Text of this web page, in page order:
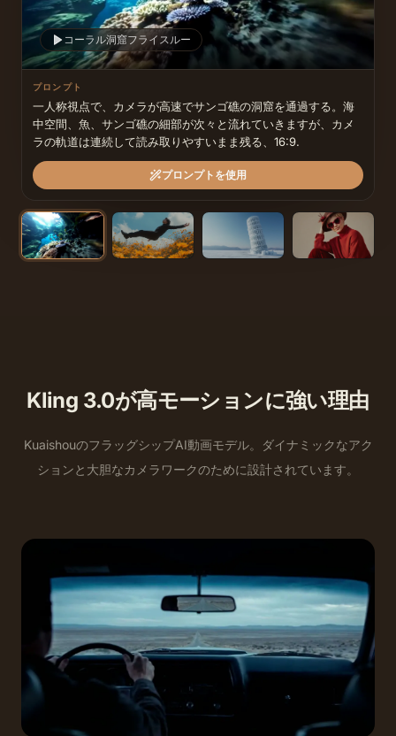
コーラル洞窟フライスルー
プロンプト
一人称視点で、カメラが高速でサンゴ礁の洞窟を通過する。海
中空間、魚、サンゴ礁の細部が次々と流れていきますが、カメ
ラの軌道は連続して読み取りやすいまま残る、16:9.
プロンプトを使用
Kling 3.0が高モーションに強い理由
KuaishouのフラッグシップAI動画モデル。ダイナミックなアク
ションと大胆なカメラワークのために設計されています。